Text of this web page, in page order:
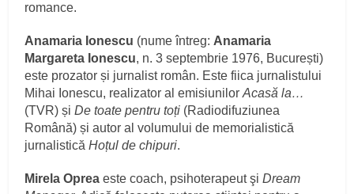
romance.
Anamaria Ionescu (nume întreg:Anamaria
Margareta Ionescu, n. 3 septembrie 1976, București)
este prozator și jurnalist român. Este fiica jurnalistului
Mihai Ionescu, realizator al emisiunilorAcasă la…
(TVR) șiDe toate pentru toți (Radiodifuziunea
Română) și autor al volumului de memorialistică
jurnalisticăHoțul de chipuri.
Mirela Oprea este coach, psihoterapeut şiDream